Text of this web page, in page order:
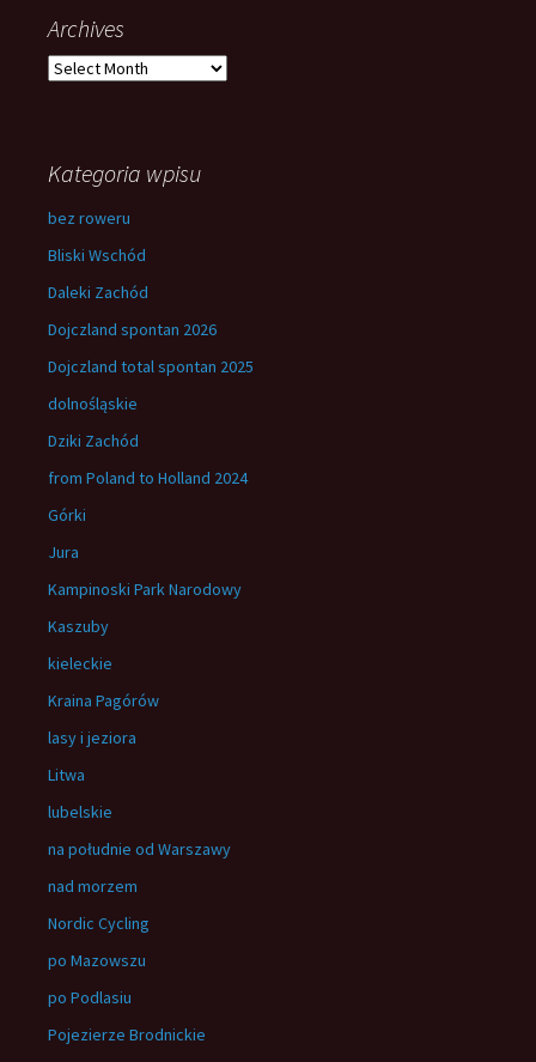
Archives
Archives
Kategoria wpisu
bez roweru
Bliski Wschód
Daleki Zachód
Dojczland spontan 2026
Dojczland total spontan 2025
dolnośląskie
Dziki Zachód
from Poland to Holland 2024
Górki
Jura
Kampinoski Park Narodowy
Kaszuby
kieleckie
Kraina Pagórów
lasy i jeziora
Litwa
lubelskie
na południe od Warszawy
nad morzem
Nordic Cycling
po Mazowszu
po Podlasiu
Pojezierze Brodnickie